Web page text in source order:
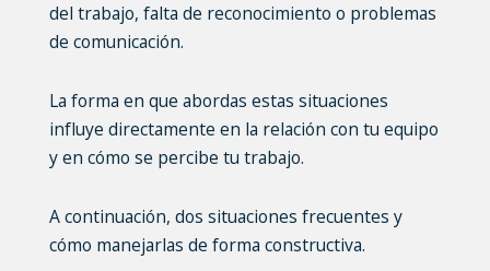
del trabajo, falta de reconocimiento o problemas
de comunicación.
La forma en que abordas estas situaciones
influye directamente en la relación con tu equipo
y en cómo se percibe tu trabajo.
A continuación, dos situaciones frecuentes y
cómo manejarlas de forma constructiva.